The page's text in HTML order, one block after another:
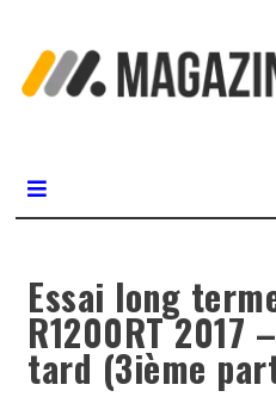
Essai long
R1200RT 2017
tard (3ième